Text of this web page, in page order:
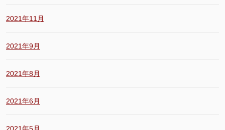
2021年11月
2021年9月
2021年8月
2021年6月